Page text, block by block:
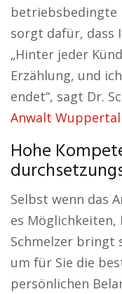
betriebsbedingte
sorgt dafür, dass
„Hinter jeder
Erzählung, und
endet“, sagt Dr.
Anwalt Wuppertal
Hohe
Selbst wenn das
es Möglichkeiten,
Schmelzer bringt
um für Sie die
persönlichen